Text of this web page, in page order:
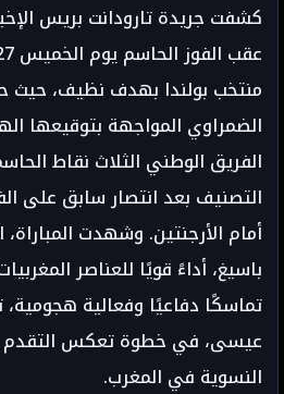
كشفت جريدة تارودانت بريس
منتخب بولندا بهدف نظيف، حيث
الضمراوي المواجهة بتوقيعها
الفريق الوطني الثلاث نقاط
أمام الأرجنتين. وشهدت
باسيغ، أداءً قويًا للعناصر
تماسكًا دفاعيًا وفعالية
عيسى، في خطوة تعكس التقدم
النسوية في المغرب.